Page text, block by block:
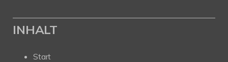
INHALT
Start